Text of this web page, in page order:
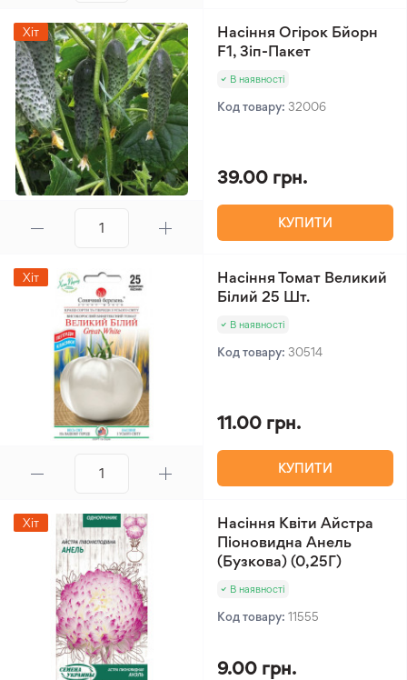
Хіт
Насіння Огірок Бйорн
F1, Зіп-Пакет
В наявності
Код товару: 32006
39.00 грн.
КУПИТИ
Хіт
Насіння Томат Великий
Білий 25 Шт.
В наявності
Код товару: 30514
11.00 грн.
КУПИТИ
Хіт
Насіння Квіти Айстра
Піоновидна Анель
(Бузкова) (0,25Г)
В наявності
Код товару: 11555
9.00 грн.